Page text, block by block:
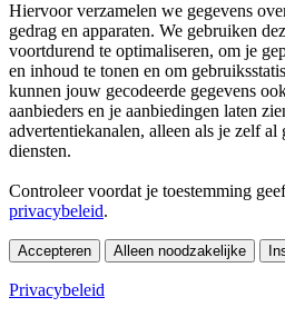
Hiervoor verzamelen we gegevens
gedrag en apparaten. We gebruiken
voortdurend te optimaliseren, om je
en inhoud te tonen en om
kunnen jouw gecodeerde gegevens
aanbieders en je aanbiedingen laten
advertentiekanalen, alleen als je zelf
diensten.
Controleer voordat je toestemming
privacybeleid.
Accepteren Alleen noodzakelijke
Privacybeleid